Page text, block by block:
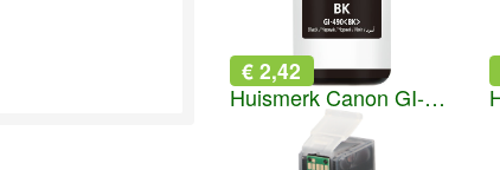
€ 2,42
Huismerk Canon GI-590 zwart